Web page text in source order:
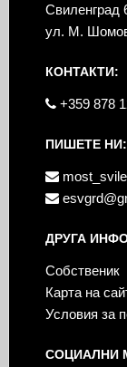
Свиленград
ул. М.
КОНТАКТИ:
+359 878
ПИШЕТЕ НИ:
ДРУГА
Собственик
Карта на
Условия за
СОЦИАЛНИ